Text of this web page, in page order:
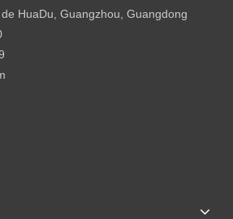
HuaDu, Guangzhou, Guangdong